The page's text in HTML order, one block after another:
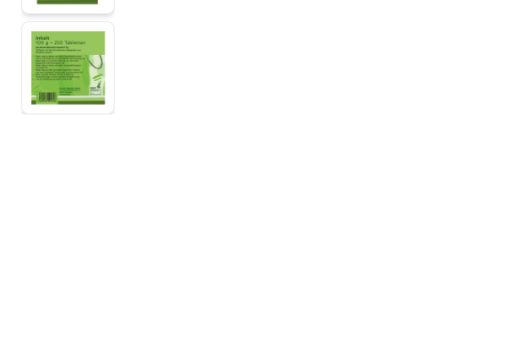
View larger image